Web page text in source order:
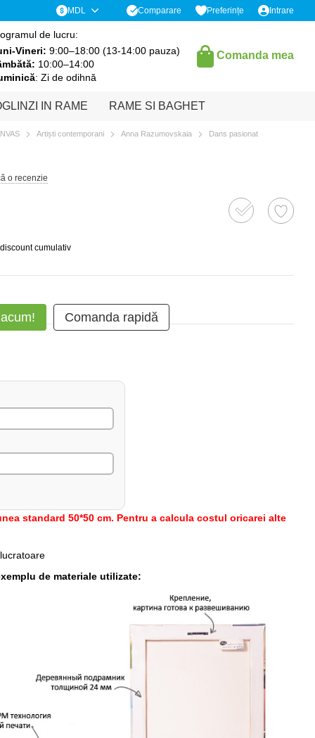
MDL Comparare Preferințe Intrare
de lucru:
Vineri: 9:00–18:00 (13-14:00 pauza)
10:00–14:00
: Zi de odihnă
Comanda mea
IN RAME RAME SI BAGHET
Artiști contemporani Anna Razumovskaia Dans pasionat
o recenzie
cumulativ
Comanda rapidă
standard 50*50 cm. Pentru a calcula costul oricarei alte
de materiale utilizate: